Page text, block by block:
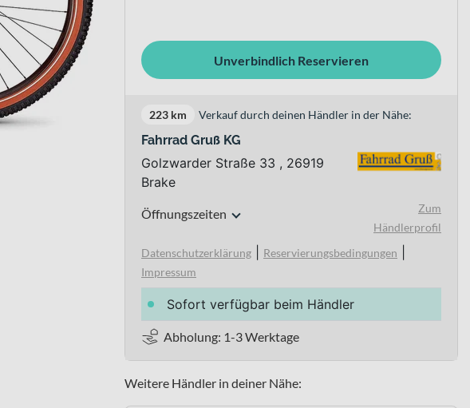
Unverbindlich Reservieren
223 km Verkauf durch deinen Händler in der Nähe:
Fahrrad Gruß KG
Golzwarder Straße 33 , 26919
Brake
Öffnungszeiten
Zum
Händlerprofil
Datenschutzerklärung
Reservierungsbedingungen
Impressum
Sofort verfügbar beim Händler
Abholung: 1-3 Werktage
Weitere Händler in deiner Nähe: